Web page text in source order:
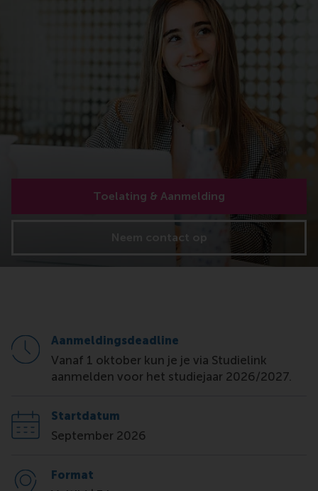
Toelating & Aanmelding
Neem contact op
Aanmeldingsdeadline
Vanaf 1 oktober kun je je via Studielink
aanmelden voor het studiejaar 2026/2027.
Startdatum
September 2026
Format